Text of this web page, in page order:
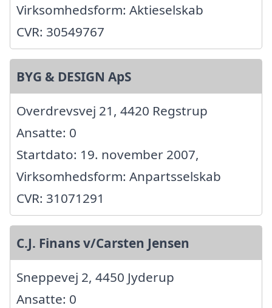
Virksomhedsform: Aktieselskab
CVR: 30549767
BYG & DESIGN ApS
Overdrevsvej 21, 4420 Regstrup
Ansatte: 0
Startdato: 19. november 2007,
Virksomhedsform: Anpartsselskab
CVR: 31071291
C.J. Finans v/Carsten Jensen
Sneppevej 2, 4450 Jyderup
Ansatte: 0